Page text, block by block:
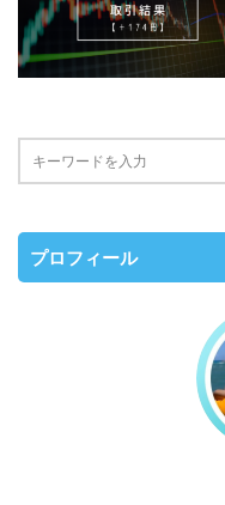
プロフィール